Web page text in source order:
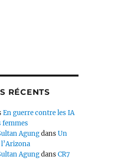
RÉCENTS
En guerre contre les IA
femmes
AgungdansUn
AgungdansCR7